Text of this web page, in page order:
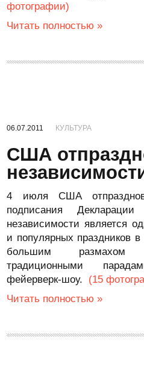
фотографии)
Читать полностью »
06.07.2011 КУЛЬТУРА
США
4 июля США
подписания
независимости является
и популярных праздников
большим размахом
традиционными
фейерверк-шоу. (15
Читать полностью »